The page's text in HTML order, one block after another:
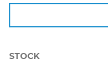
STOCK